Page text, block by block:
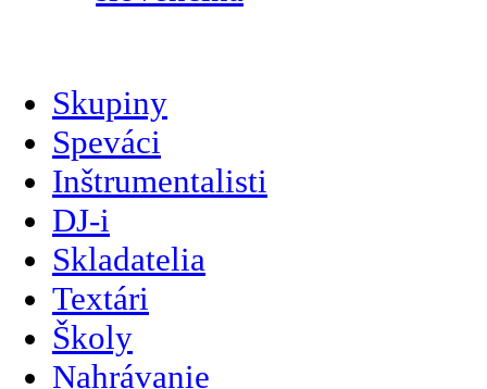
Skupiny
Speváci
Inštrumentalisti
DJ-i
Skladatelia
Textári
Školy
Nahrávanie